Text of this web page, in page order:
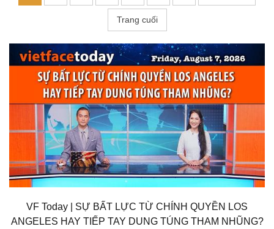
Trang cuối
VF Today | SỰ BẤT LỰC TỪ CHÍNH QUYỀN LOS
ANGELES HAY TIẾP TAY DUNG TÚNG THAM NHŨNG?